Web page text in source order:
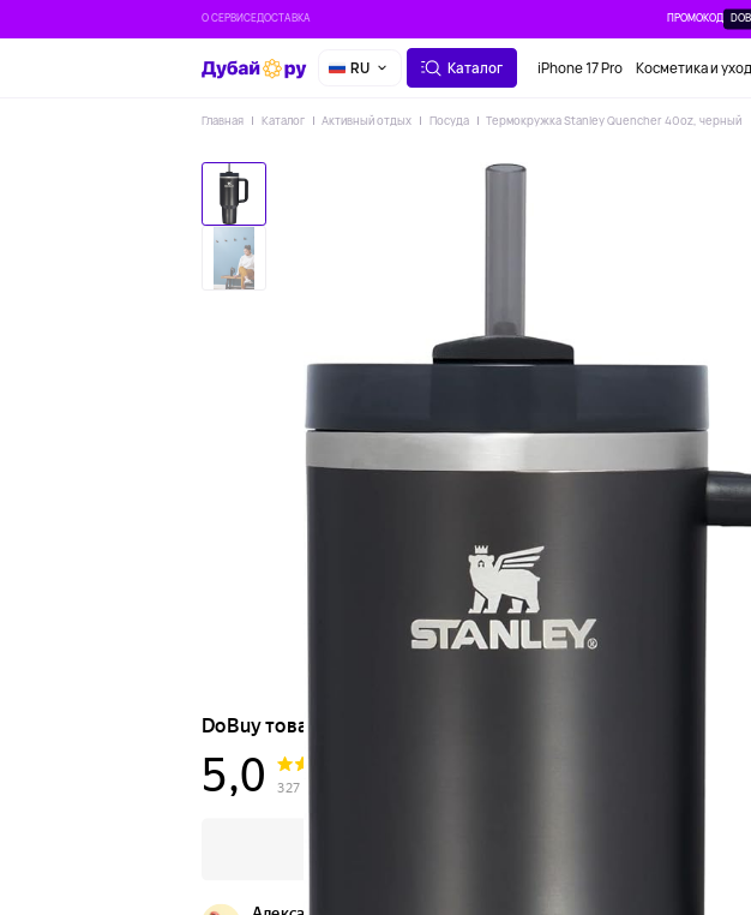
О СЕРВИСЕДОСТАВКА ПРОМОКОД
RU Каталог iPhone 17 Pro Косметика и уход
Главная Каталог Активный отдых Посуда Термокружка Stanley Quencher 40oz, черный